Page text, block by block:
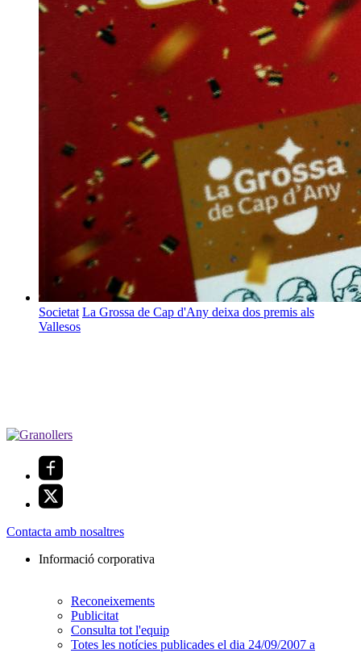
Societat La Grossa de Cap d'Any deixa dos premis als
Vallesos
Contacta amb nosaltres
Informació corporativa
Reconeixements
Publicitat
Consulta tot l'equip
Totes les notícies publicades el dia 24/09/2007 a